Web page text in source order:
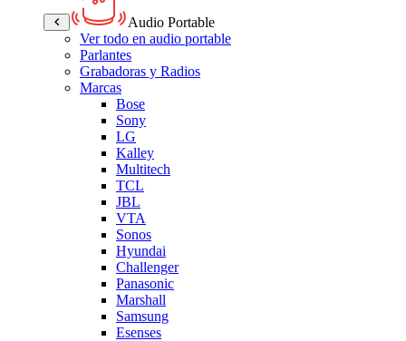
Audio Portable
Ver todo en audio portable
Parlantes
Grabadoras y Radios
Marcas
Bose
Sony
LG
Kalley
Multitech
TCL
JBL
VTA
Sonos
Hyundai
Challenger
Panasonic
Marshall
Samsung
Esenses